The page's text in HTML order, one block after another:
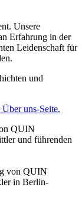
Unsere
Erfahrung in der
Leidenschaft für
und
uns-Seite.